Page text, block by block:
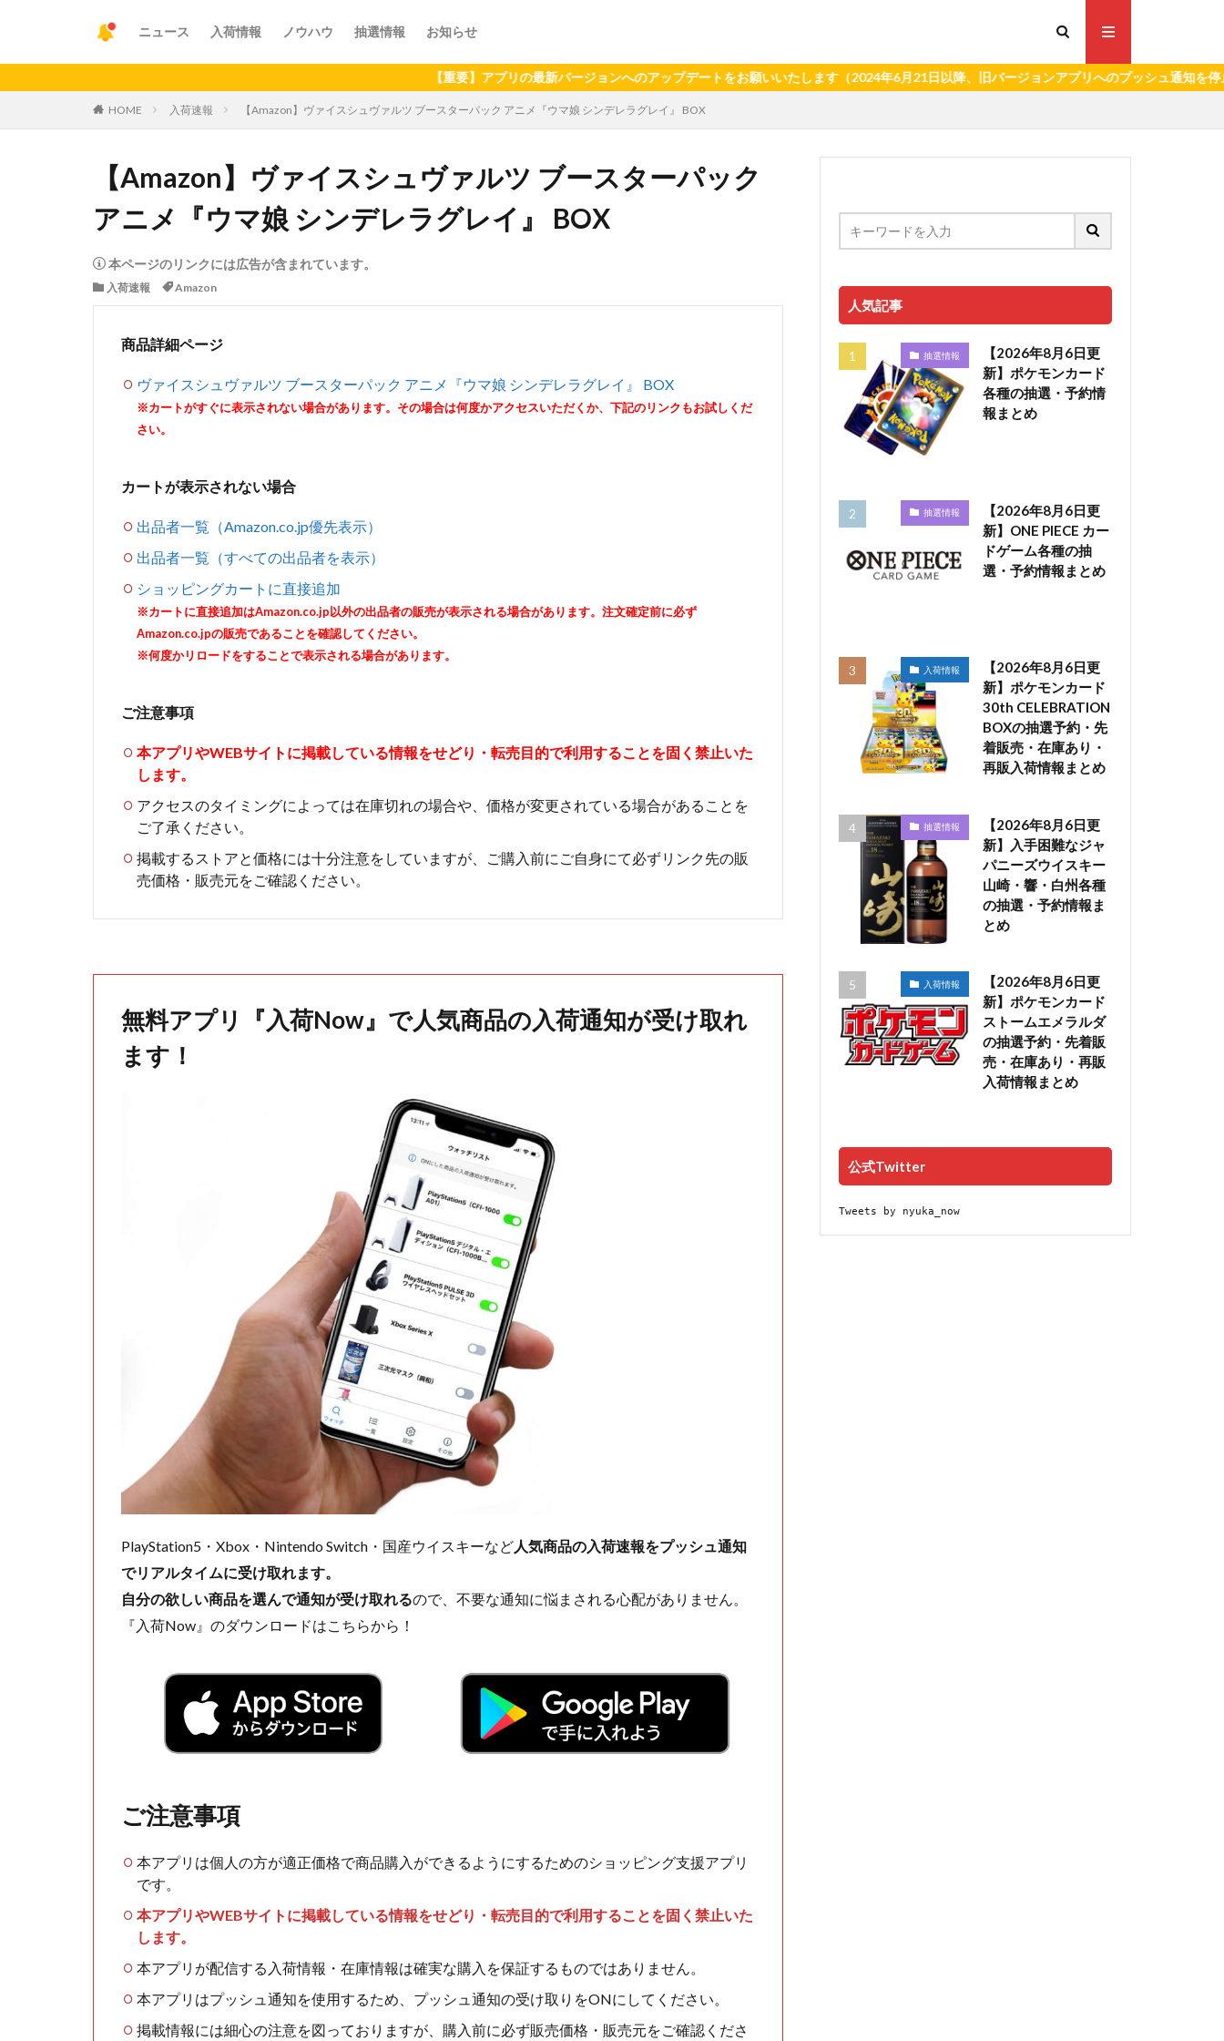
ニュース 入荷情報 ノウハウ 抽選情報 お知らせ
【重要】アプリの最新バージョンへのアップデートをお願いいたします（2024年6月21日以降、旧バージョンアプリへのプッシュ通知を停止いたし
HOME 入荷速報 【Amazon】ヴァイスシュヴァルツ ブースターパック アニメ『ウマ娘 シンデレラグレイ』 BOX
【Amazon】ヴァイスシュヴァルツ ブースターパック
アニメ『ウマ娘 シンデレラグレイ』 BOX
本ページのリンクには広告が含まれています。
入荷速報 Amazon
商品詳細ページ
ヴァイスシュヴァルツ ブースターパック アニメ『ウマ娘 シンデレラグレイ』 BOX
※カートがすぐに表示されない場合があります。その場合は何度かアクセスいただくか、下記のリンクもお試しくだ
さい。
カートが表示されない場合
出品者一覧（Amazon.co.jp優先表示）
出品者一覧（すべての出品者を表示）
ショッピングカートに直接追加
※カートに直接追加はAmazon.co.jp以外の出品者の販売が表示される場合があります。注文確定前に必ず
Amazon.co.jpの販売であることを確認してください。
※何度かリロードをすることで表示される場合があります。
ご注意事項
本アプリやWEBサイトに掲載している情報をせどり・転売目的で利用することを固く禁止いた
します。
アクセスのタイミングによっては在庫切れの場合や、価格が変更されている場合があることを
ご了承ください。
掲載するストアと価格には十分注意をしていますが、ご購入前にご自身にて必ずリンク先の販
売価格・販売元をご確認ください。
無料アプリ『入荷Now』で人気商品の入荷通知が受け取れ
ます！
PlayStation5・Xbox・Nintendo Switch・国産ウイスキーなど人気商品の入荷速報をプッシュ通知
でリアルタイムに受け取れます。
自分の欲しい商品を選んで通知が受け取れるので、不要な通知に悩まされる心配がありません。
『入荷Now』のダウンロードはこちらから！
ご注意事項
本アプリは個人の方が適正価格で商品購入ができるようにするためのショッピング支援アプリ
です。
本アプリやWEBサイトに掲載している情報をせどり・転売目的で利用することを固く禁止いた
します。
本アプリが配信する入荷情報・在庫情報は確実な購入を保証するものではありません。
本アプリはプッシュ通知を使用するため、プッシュ通知の受け取りをONにしてください。
掲載情報には細心の注意を図っておりますが、購入前に必ず販売価格・販売元をご確認くださ
人気記事
抽選情報
【2026年8月6日更
新】ポケモンカード
各種の抽選・予約情
報まとめ
抽選情報
【2026年8月6日更
新】ONE PIECE カー
ドゲーム各種の抽
選・予約情報まとめ
入荷情報
【2026年8月6日更
新】ポケモンカード
30th CELEBRATION
BOXの抽選予約・先
着販売・在庫あり・
再販入荷情報まとめ
抽選情報
【2026年8月6日更
新】入手困難なジャ
パニーズウイスキー
山崎・響・白州各種
の抽選・予約情報ま
とめ
入荷情報
【2026年8月6日更
新】ポケモンカード
ストームエメラルダ
の抽選予約・先着販
売・在庫あり・再販
入荷情報まとめ
公式Twitter
Tweets by nyuka_now